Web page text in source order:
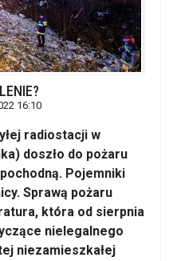
16:10
radiostacji w
doszło do pożaru
Pojemniki
Sprawą pożaru
która od sierpnia
nielegalnego
niezamieszkałej